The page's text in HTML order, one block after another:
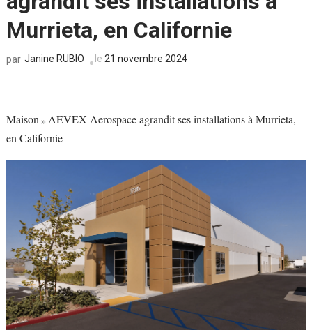
Murrieta, en Californie
par Janine RUBIO le 21 novembre 2024
Maison » AEVEX Aerospace agrandit ses installations à Murrieta,
en Californie